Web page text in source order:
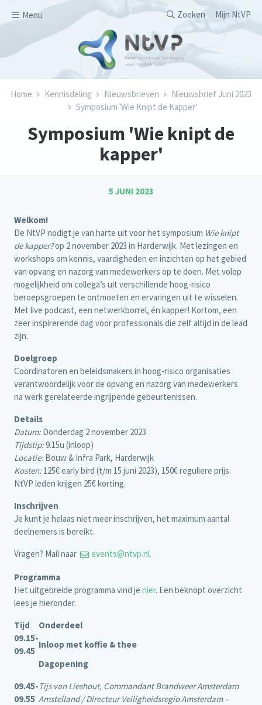
Menu
Secondary
Zoeken Mijn NtVP
Kruimelpad
Home Kennisdeling Nieuwsbrieven
Nieuwsbrief Juni 2023
Symposium 'Wie Knipt de Kapper'
Symposium 'Wie knipt de
kapper'
5 JUNI 2023
Welkom!
De NtVP nodigt je van harte uit voor het symposium Wie knipt
de kapper?op 2 november 2023 in Harderwijk. Met lezingen en
workshops om kennis, vaardigheden en inzichten op het gebied
van opvang en nazorg van medewerkers op te doen. Met volop
mogelijkheid om collega’s uit verschillende hoog-risico
beroepsgroepen te ontmoeten en ervaringen uit te wisselen.
Met live podcast, een netwerkborrel, én kapper! Kortom, een
zeer inspirerende dag voor professionals die zelf altijd in de lead
zijn.
Doelgroep
Coördinatoren en beleidsmakers in hoog-risico organisaties
verantwoordelijk voor de opvang en nazorg van medewerkers
na werk gerelateerde ingrijpende gebeurtenissen.
Details
Datum:Donderdag 2 november 2023
Tijdstip:9.15u (inloop)
Locatie:Bouw & Infra Park, Harderwijk
Kosten:125€ early bird (t/m 15 juni 2023), 150€ reguliere prijs.
NtVP leden krijgen 25€ korting.
Inschrijven
Je kunt je helaas niet meer inschrijven, het maximum aantal
deelnemers is bereikt.
Vragen? Mail naar
events@ntvp.nl.
Programma
Het uitgebreide programma vind je hier. Een beknopt overzicht
lees je hieronder.
Tijd
Onderdeel
09.15-
09.45
Inloop met koffie & thee
09.45-
09.55
Dagopening
Tijs van Lieshout, Commandant Brandweer Amsterdam
Amstelland / Directeur Veiligheidsregio Amsterdam –